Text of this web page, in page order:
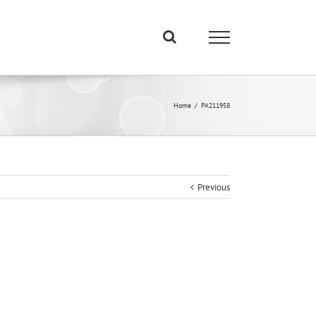
Home / PA211958
Previous